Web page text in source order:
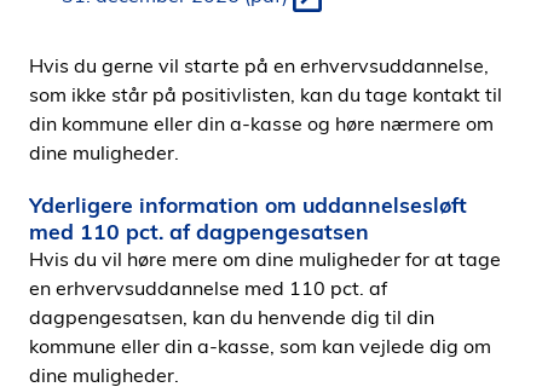
Hvis du gerne vil starte på en erhvervsuddannelse,
som ikke står på positivlisten, kan du tage kontakt til
din kommune eller din a-kasse og høre nærmere om
dine muligheder.
Yderligere information om uddannelsesløft
med 110 pct. af dagpengesatsen
Hvis du vil høre mere om dine muligheder for at tage
en erhvervsuddannelse med 110 pct. af
dagpengesatsen, kan du henvende dig til din
kommune eller din a-kasse, som kan vejlede dig om
dine muligheder.